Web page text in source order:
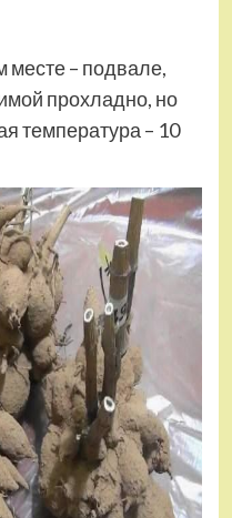
месте – подвале,
прохладно, но
температура – 10